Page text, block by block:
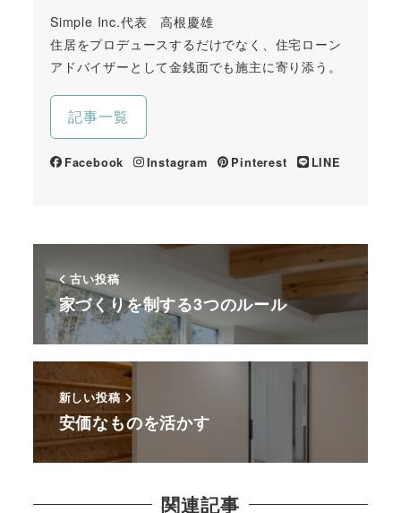
Simple Inc.代表 高根慶雄
住居をプロデュースするだけでなく、住宅ローン
アドバイザーとして金銭面でも施主に寄り添う。
記事一覧
Facebook Instagram Pinterest LINE
古い投稿
家づくりを制する3つのルール
新しい投稿
安価なものを活かす
関連記事